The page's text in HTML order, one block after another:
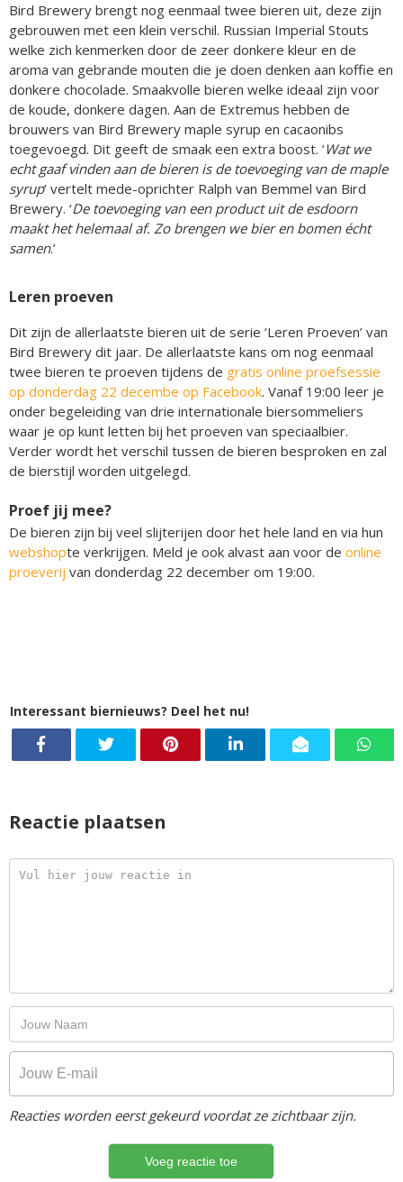
Bird Brewery brengt nog eenmaal twee bieren uit, deze zijn
gebrouwen met een klein verschil. Russian Imperial Stouts
welke zich kenmerken door de zeer donkere kleur en de
aroma van gebrande mouten die je doen denken aan koffie en
donkere chocolade. Smaakvolle bieren welke ideaal zijn voor
de koude, donkere dagen. Aan de Extremus hebben de
brouwers van Bird Brewery maple syrup en cacaonibs
toegevoegd. Dit geeft de smaak een extra boost. ‘Wat we
echt gaaf vinden aan de bieren is de toevoeging van de maple
syrup’ vertelt mede-oprichter Ralph van Bemmel van Bird
Brewery. ‘De toevoeging van een product uit de esdoorn
maakt het helemaal af. Zo brengen we bier en bomen écht
samen.’
Leren proeven
Dit zijn de allerlaatste bieren uit de serie ‘Leren Proeven’ van
Bird Brewery dit jaar. De allerlaatste kans om nog eenmaal
twee bieren te proeven tijdens de gratis online proefsessie
op donderdag 22 decembe op Facebook. Vanaf 19:00 leer je
onder begeleiding van drie internationale biersommeliers
waar je op kunt letten bij het proeven van speciaalbier.
Verder wordt het verschil tussen de bieren besproken en zal
de bierstijl worden uitgelegd.
Proef jij mee?
De bieren zijn bij veel slijterijen door het hele land en via hun
webshopte verkrijgen. Meld je ook alvast aan voor de online
proeverij van donderdag 22 december om 19:00.
Interessant biernieuws? Deel het nu!
Reactie plaatsen
Reacties worden eerst gekeurd voordat ze zichtbaar zijn.